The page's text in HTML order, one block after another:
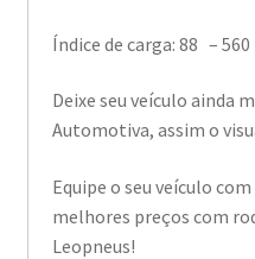
Índice de carga: 88 –
Deixe seu veículo ainda
Automotiva, assim o
Equipe o seu veículo
melhores preços com
Leopneus!